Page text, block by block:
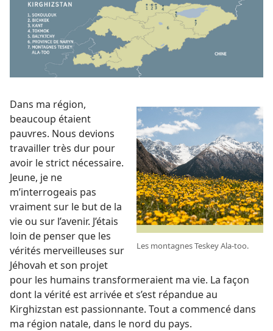
Les montagnes Teskey Ala-too.
Dans ma région,
beaucoup étaient
pauvres. Nous devions
travailler très dur pour
avoir le strict nécessaire.
Jeune, je ne
m’interrogeais pas
vraiment sur le but de la
vie ou sur l’avenir. J’étais
loin de penser que les
vérités merveilleuses sur
Jéhovah et son projet
pour les humains transformeraient ma vie. La façon
dont la vérité est arrivée et s’est répandue au
Kirghizstan est passionnante. Tout a commencé dans
ma région natale, dans le nord du pays.